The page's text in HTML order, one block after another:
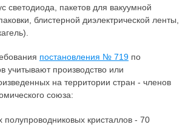
светодиода, пакетов для вакуумной
блистерной диэлектрической ленты,
постановления № 719 по
учитывают производство или
на территории стран - членов
союза:
полупроводниковых кристаллов - 70